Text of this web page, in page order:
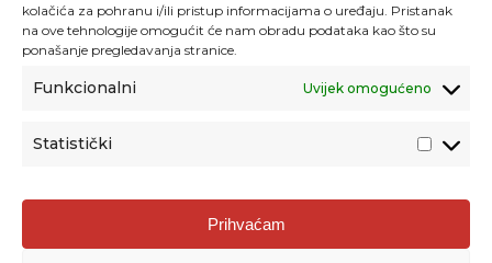
kolačića za pohranu i/ili pristup informacijama o uređaju. Pristanak
na ove tehnologije omogućit će nam obradu podataka kao što su
ponašanje pregledavanja stranice.
Funkcionalni Uvijek omogućeno
Statistički
Prihvaćam
Agencija za odgoj i obrazovanje
Donje Svetice 38, 10000 Zagreb